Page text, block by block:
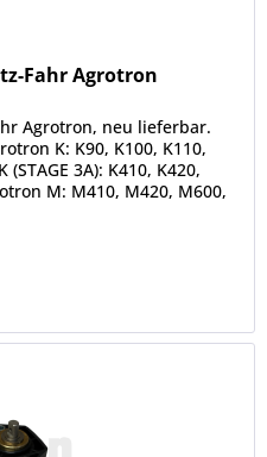
Fahr Agrotron
Agrotron, neu lieferbar.
K: K90, K100, K110,
(STAGE 3A): K410, K420,
M: M410, M420, M600,